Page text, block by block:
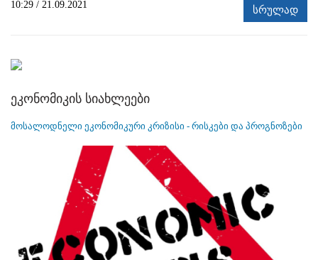
10:29 / 21.09.2021 სრულად
ეკონომიკის სიახლეები
მოსალოდნელი ეკონომიკური კრიზისი - რისკები და პროგნოზები